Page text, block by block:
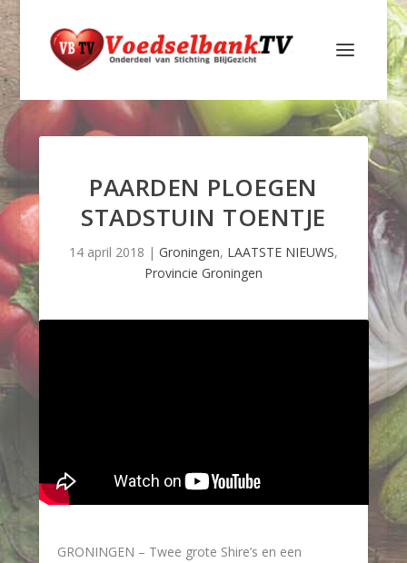
PAARDEN PLOEGEN
STADSTUIN TOENTJE
14 april 2018 | Groningen, LAATSTE NIEUWS,
Provincie Groningen
GRONINGEN – Twee grote Shire’s en een